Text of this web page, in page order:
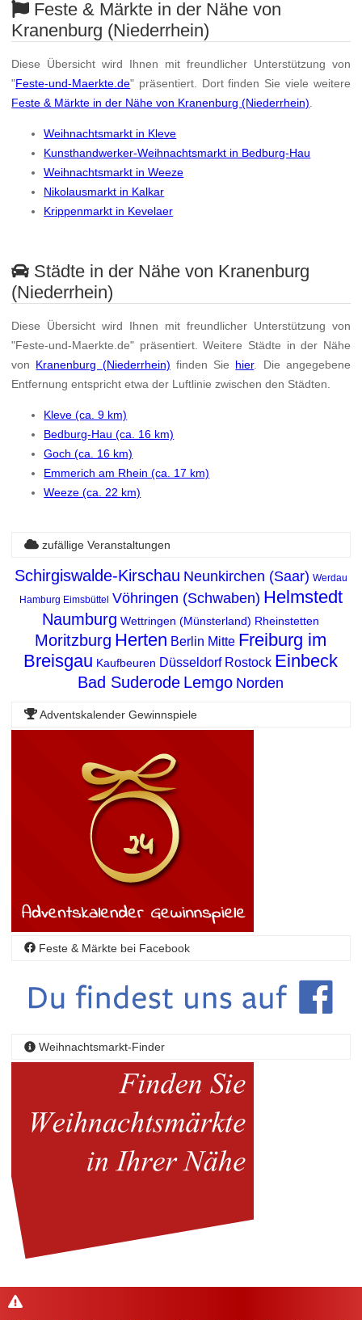
Feste & Märkte in der Nähe von
Kranenburg (Niederrhein)
Diese Übersicht wird Ihnen mit freundlicher Unterstützung von
"Feste-und-Maerkte.de" präsentiert. Dort finden Sie viele weitere
Feste & Märkte in der Nähe von Kranenburg (Niederrhein)
Weihnachtsmarkt in Kleve
Kunsthandwerker-Weihnachtsmarkt in Bedburg-Hau
Weihnachtsmarkt in Weeze
Nikolausmarkt in Kalkar
Krippenmarkt in Kevelaer
Städte in der Nähe von Kranenburg
(Niederrhein)
Diese Übersicht wird Ihnen mit freundlicher Unterstützung von
"Feste-und-Maerkte.de" präsentiert. Weitere Städte in der Nähe
von Kranenburg (Niederrhein) finden Sie hier. Die angegebene
Entfernung entspricht etwa der Luftlinie zwischen den Städten.
Kleve (ca. 9 km)
Bedburg-Hau (ca. 16 km)
Goch (ca. 16 km)
Emmerich am Rhein (ca. 17 km)
Weeze (ca. 22 km)
zufällige Veranstaltungen
Schirgiswalde-Kirschau Neunkirchen (Saar) Werdau
Hamburg Eimsbüttel Vöhringen (Schwaben) Helmstedt
Naumburg Wettringen (Münsterland) Rheinstetten
Moritzburg Herten Berlin Mitte Freiburg im
Breisgau Kaufbeuren Düsseldorf Rostock Einbeck
Bad Suderode Lemgo Norden
Adventskalender Gewinnspiele
Feste & Märkte bei Facebook
Weihnachtsmarkt-Finder